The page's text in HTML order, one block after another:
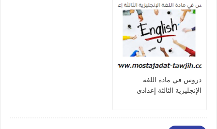
دروس في مادة اللغة
الإنجليزية الثالثة إعدادي